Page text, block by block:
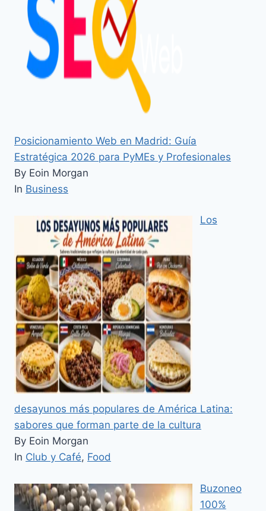
Posicionamiento Web en Madrid: Guía
Estratégica 2026 para PyMEs y Profesionales
By Eoin Morgan
In Business
Los
desayunos más populares de América Latina:
sabores que forman parte de la cultura
By Eoin Morgan
In Club y Café, Food
Buzoneo
100%